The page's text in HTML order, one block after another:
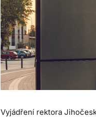
Vyjádření rektora